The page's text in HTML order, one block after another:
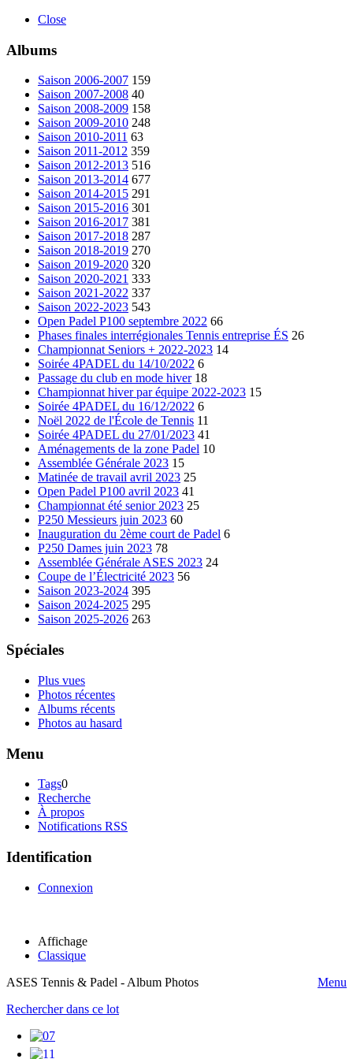
Close
Albums
Saison 2006-2007 159
Saison 2007-2008 40
Saison 2008-2009 158
Saison 2009-2010 248
Saison 2010-2011 63
Saison 2011-2012 359
Saison 2012-2013 516
Saison 2013-2014 677
Saison 2014-2015 291
Saison 2015-2016 301
Saison 2016-2017 381
Saison 2017-2018 287
Saison 2018-2019 270
Saison 2019-2020 320
Saison 2020-2021 333
Saison 2021-2022 337
Saison 2022-2023 543
Open Padel P100 septembre 2022 66
Phases finales interrégionales Tennis entreprise ÉS 26
Championnat Seniors + 2022-2023 14
Soirée 4PADEL du 14/10/2022 6
Passage du club en mode hiver 18
Championnat hiver par équipe 2022-2023 15
Soirée 4PADEL du 16/12/2022 6
Noël 2022 de l'École de Tennis 11
Soirée 4PADEL du 27/01/2023 41
Aménagements de la zone Padel 10
Assemblée Générale 2023 15
Matinée de travail avril 2023 25
Open Padel P100 avril 2023 41
Championnat été senior 2023 25
P250 Messieurs juin 2023 60
Inauguration du 2ème court de Padel 6
P250 Dames juin 2023 78
Assemblée Générale ASES 2023 24
Coupe de l’Électricité 2023 56
Saison 2023-2024 395
Saison 2024-2025 295
Saison 2025-2026 263
Spéciales
Plus vues
Photos récentes
Albums récents
Photos au hasard
Menu
Tags0
Recherche
À propos
Notifications RSS
Identification
Connexion
Affichage
Classique
ASES Tennis & Padel - Album Photos
Menu
Rechercher dans ce lot